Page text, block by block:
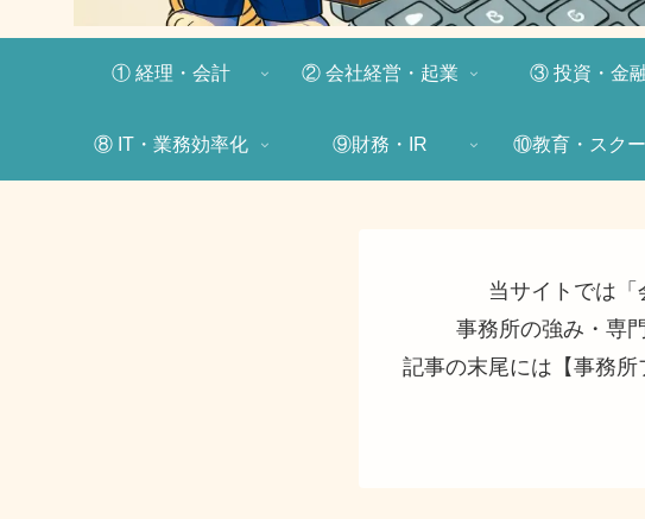
① 経理・会計 ② 会社経営・起業 ③ 投資・金
⑧ IT・業務効率化 ⑨財務・IR ⑩教育・スク
当サイトでは「
事務所の強み・専
記事の末尾には【事務